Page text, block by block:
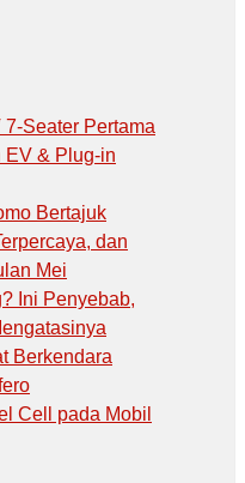
Seater Pertama
EV & Plug-in
Bertajuk
dan
Mei
Ini Penyebab,
Berkendara
Cell pada Mobil